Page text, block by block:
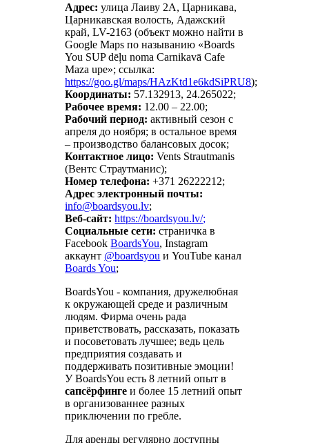
Адрес: улица Лаиву 2А, Царникава,
Царникавская волость, Адажский
край, LV-2163 (объект можно найти в
Google Maps по называнию «Boards
You SUP dēļu noma Carnikavā Cafe
Maza upe»; ссылка:
https://goo.gl/maps/HAzKtd1e6kdSiPRU8);
Координаты: 57.132913, 24.265022;
Рабочее время: 12.00 – 22.00;
Рабочий период: активный сезон с
апреля до ноября; в остальное время
– производство балансовых досок;
Контактное лицо: Vents Strautmanis
(Вентс Страутманис);
Номер телефона: +371 26222212;
Адрес электронный почты:
;
Веб-сайт: https://boardsyou.lv/;
Социальные сети: страничка в
FacebookBoardsYou, Instagram
аккаунт @boardsyou и YouTube канал
Boards You;
BoardsYou - компания, дружелюбная
к окружающей среде и различным
людям. Фирма очень рада
приветствовать, рассказать, показать
и посоветовать лучшее; ведь цель
предприятия создавать и
поддерживать позитивные эмоции!
У BoardsYou есть 8 летний опыт в
сапсёрфинге и более 15 летний опыт
в организованнее разных
приключении по гребле.
Для аренды регулярно доступны